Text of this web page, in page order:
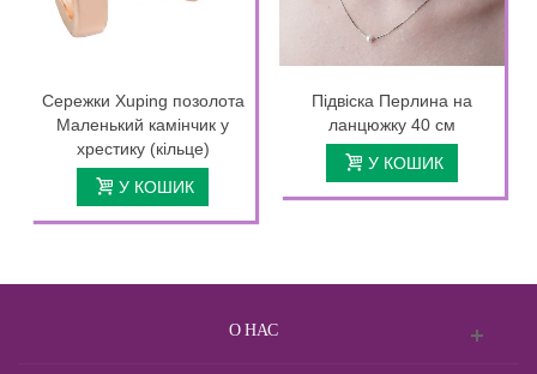
Сережки Xuping позолота
Маленький камінчик у
хрестику (кільце)
У КОШИК
Підвіска Перлина на
ланцюжку 40 см
У КОШИК
О НАС